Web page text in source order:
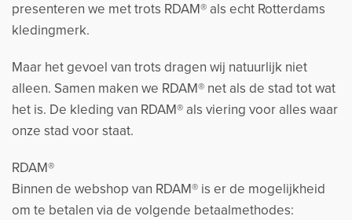
presenteren we met trots RDAM® als echt Rotterdams
kledingmerk.
Maar het gevoel van trots dragen wij natuurlijk niet
alleen. Samen maken we RDAM® net als de stad tot wat
het is. De kleding van RDAM® als viering voor alles waar
onze stad voor staat.
RDAM®
Binnen de webshop van RDAM® is er de mogelijkheid
om te betalen via de volgende betaalmethodes: